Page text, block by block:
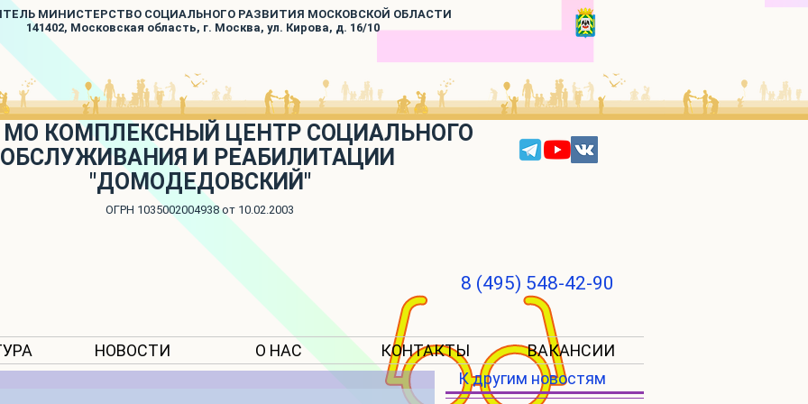
МИНИСТЕРСТВО СОЦИАЛЬНОГО РАЗВИТИЯ МОСКОВСКОЙ ОБЛАСТИ
141402, Московская область, г. Москва, ул. Кирова, д. 16/10
МО КОМПЛЕКСНЫЙ ЦЕНТР СОЦИАЛЬНОГО
ОБСЛУЖИВАНИЯ И РЕАБИЛИТАЦИИ
"ДОМОДЕДОВСКИЙ"
ОГРН 1035002004938 от 10.02.2003
8 (495) 548-42-90
НОВОСТИ О НАС КОНТАКТЫ
ВАКАНСИИ
К другим новостям